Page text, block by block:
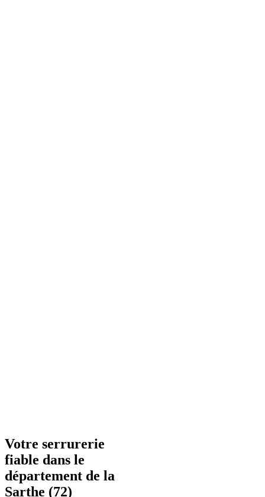
Votre serrurerie
fiable dans le
département de la
Sarthe (72)